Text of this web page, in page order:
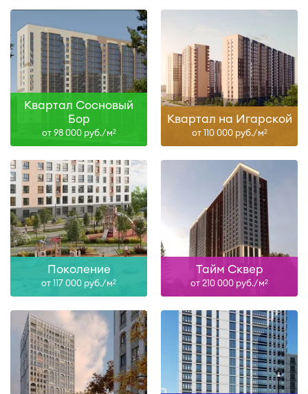
Квартал Сосновый
Бор
от 98 000 руб./м2
Квартал на Игарской
от 110 000 руб./м2
Поколение
от 117 000 руб./м2
Тайм Сквер
от 210 000 руб./м2